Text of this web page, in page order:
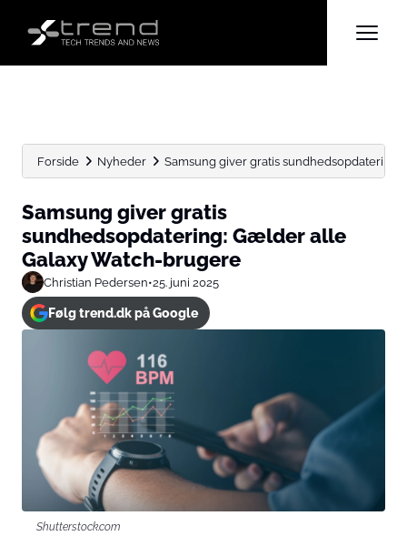
Forside Nyheder Samsung giver gratis
Samsung giver gratis
sundhedsopdatering: Gælder alle
Galaxy Watch-brugere
Christian Pedersen•25. juni 2025
Følg trend.dk på Google
Shutterstock.com